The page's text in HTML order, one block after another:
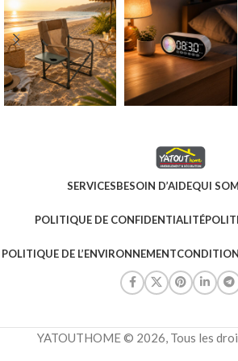
SERVICESBESOIN D’AIDEQUI
POLITIQUE DE CONFIDENTIALITÉ
POLITIQUE DE L’ENVIRONNEMENT
YATOUTHOME © 2026, Tous les